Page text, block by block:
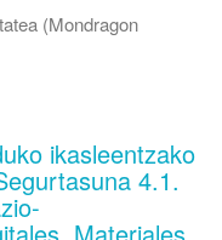
(Mondragon
ikasleentzako
4.1.
Materiales